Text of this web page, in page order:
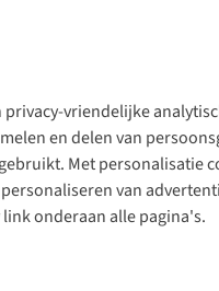
vriendelijke
en delen van
Met personalisatie
van
onderaan alle pagina's.